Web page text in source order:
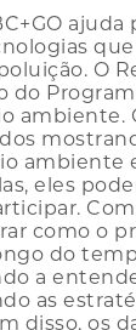
O
do
ambiente.
ambiente
eles
como o
do
a
as
disso, os